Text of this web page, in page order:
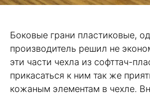
Боковые грани пластиковые,
производитель решил не
эти части чехла из софттач-
прикасаться к ним так же
кожаным элементам в чехле.